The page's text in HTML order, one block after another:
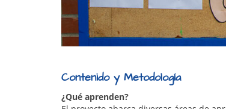
Contenido y Metodología
¿Qué aprenden?